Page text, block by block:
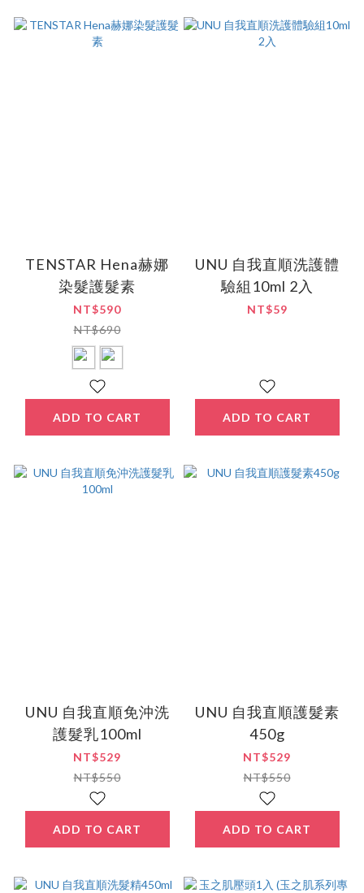
TENSTAR Hena赫娜
染髮護髮素
NT$590
NT$690
ADD TO CART
UNU 自我直順洗護體
驗組10ml 2入
NT$59
ADD TO CART
UNU 自我直順免沖洗
護髮乳100ml
NT$529
NT$550
ADD TO CART
UNU 自我直順護髮素
450g
NT$529
NT$550
ADD TO CART